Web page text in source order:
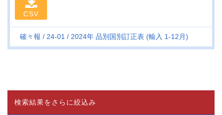
CSV
確々報 24-01 2024年 品別国別訂正表 (輸入 1-12月)
検索結果をさらに絞込み